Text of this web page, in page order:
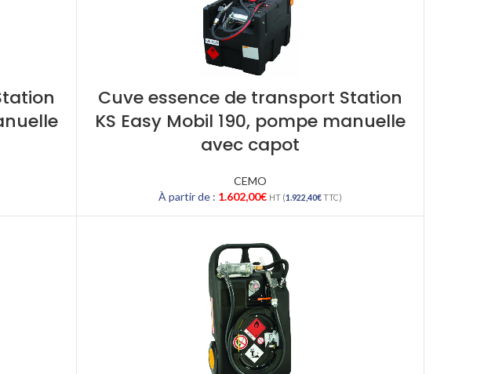
Cuve essence de transport Station
KS Easy Mobil 190, pompe manuelle
avec capot
CEMO
À partir de : 1.602,00€ HT (1.922,40€TTC)